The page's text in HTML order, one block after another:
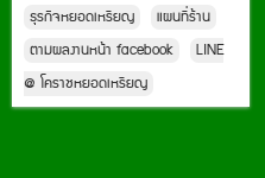
ธุรกิจหยอดเหรียญ
แผนที่ร้าน
ตามผลงานหน้า facebook
LINE
@ โคราชหยอดเหรียญ